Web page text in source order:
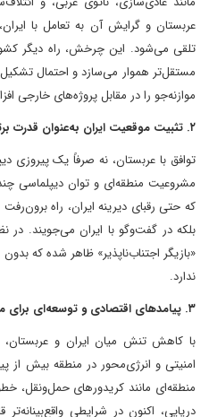
عربستان و گرایش آن به تعامل با
تلقی می‌شود. این چرخش، راه دیگر
مستقل‌تر هموار می‌سازد و احتمال
موازنه‌جو را در مقابل پروژه‌های خارجی
۲. تثبیت موقعیت ایران به‌عنوان قدرت برتر منطقه‌ای
توافق با عربستان، نه صرفاً یک پیروزی
مشروعیت منطقه‌ای و توان دیپلماسی
که حتی رقبای دیرینه ایران، راه برون‌رفت
بلکه در گفت‌وگو با ایران می‌جویند.
«بازیگر اجتناب‌ناپذیر» ظاهر شده که
ندارد.
۳. پیامدهای اقتصادی و توسعه‌ای برای منطقه
با کاهش تنش میان ایران و عربستان،
امنیتی و انرژی‌محور در منطقه بیش
منطقه‌ای مانند کریدورهای حمل‌ونقل،
دریایی، اکنون در شرایطی